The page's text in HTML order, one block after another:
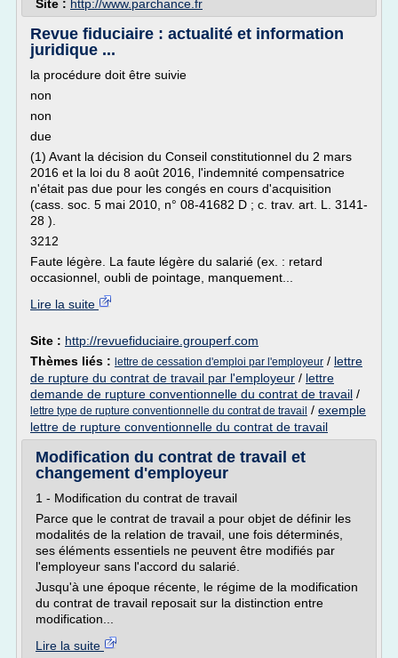
Site : http://www.parchance.fr
Revue fiduciaire : actualité et information
juridique ...
la procédure doit être suivie
non
non
due
(1) Avant la décision du Conseil constitutionnel du 2 mars
2016 et la loi du 8 août 2016, l'indemnité compensatrice
n'était pas due pour les congés en cours d'acquisition
(cass. soc. 5 mai 2010, n° 08-41682 D ; c. trav. art. L. 3141-
28 ).
3212
Faute légère. La faute légère du salarié (ex. : retard
occasionnel, oubli de pointage, manquement...
Lire la suite
Site : http://revuefiduciaire.grouperf.com
Thèmes liés : lettre de cessation d'emploi par l'employeur / lettre
de rupture du contrat de travail par l'employeur / lettre
demande de rupture conventionnelle du contrat de travail /
lettre type de rupture conventionnelle du contrat de travail / exemple
lettre de rupture conventionnelle du contrat de travail
Modification du contrat de travail et
changement d'employeur
1 - Modification du contrat de travail
Parce que le contrat de travail a pour objet de définir les
modalités de la relation de travail, une fois déterminés,
ses éléments essentiels ne peuvent être modifiés par
l'employeur sans l'accord du salarié.
Jusqu'à une époque récente, le régime de la modification
du contrat de travail reposait sur la distinction entre
modification...
Lire la suite